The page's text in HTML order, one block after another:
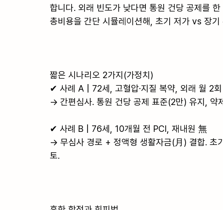
합니다. 외래 빈도가 낮다면 통원 건당 공제를
총비용을 간단 시뮬레이션해, 초기 저가 vs 장
짧은 시나리오 2가지(가정치)
✔ 사례 A | 72세, 고혈압·지질 복약, 외래 월 2
→ 간편심사. 통원 건당 공제 표준(2만) 유지, 약
✔ 사례 B | 76세, 10개월 전 PCI, 재내원 無
→ 무심사 경로 + 정액형 생활자금(月) 결합. 초
토.